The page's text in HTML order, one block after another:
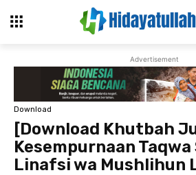
Advertisement
Download
[Download Khutbah
Kesempurnaan
Linafsi wa Mushlihun